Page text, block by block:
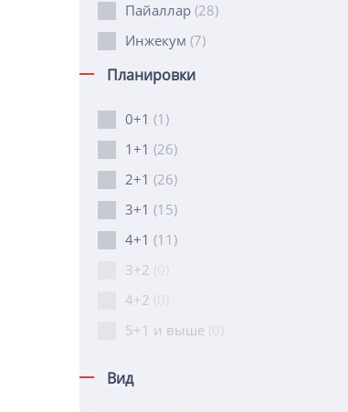
Пайаллар (28)
Инжекум (7)
Планировки
0+1 (1)
1+1 (26)
2+1 (26)
3+1 (15)
4+1 (11)
3+2
4+2
5+1 и выше
Вид